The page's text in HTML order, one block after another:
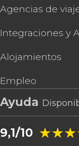
Agencias de
Integraciones y
Alojamientos
Empleo
Ayuda
9,1/10